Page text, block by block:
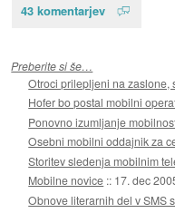
43 komentarjev
Preberite si še…
Otroci prilepljeni na zaslone,
Hofer bo postal mobilni
Ponovno izumljanje
Osebni mobilni oddajnik za
Storitev sledenja mobilnim
Mobilne novice :: 17. dec
Obnove literarnih del v SMS